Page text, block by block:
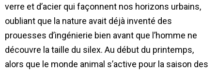
verre et d’acier qui façonnent nos horizons urbains,
oubliant que la nature avait déjà inventé des
prouesses d’ingénierie bien avant que l’homme ne
découvre la taille du silex. Au début du printemps,
alors que le monde animal s’active pour la saison des